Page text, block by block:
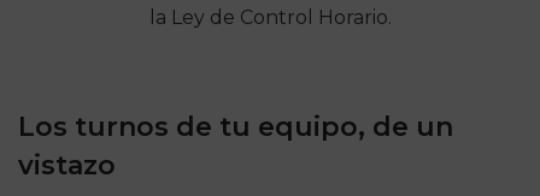
la Ley de Control Horario.
Los turnos de tu equipo, de un
vistazo